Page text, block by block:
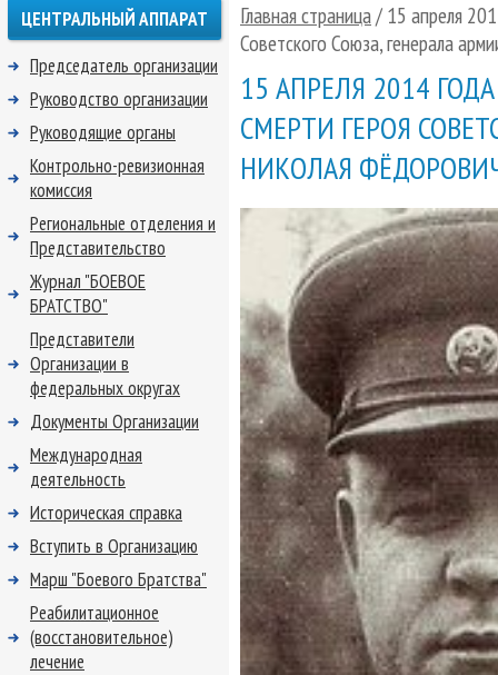
Главная страница/ 15 апреля
Советского Союза, генерала
15 АПРЕЛЯ 2014
СМЕРТИ ГЕРОЯ
НИКОЛАЯ
ЦЕНТРАЛЬНЫЙ АППАРАТ
Председатель организации
Руководство организации
Руководящие органы
Контрольно-ревизионная
комиссия
Региональные отделения и
Представительство
Журнал "БОЕВОЕ
БРАТСТВО"
Представители
Организации в
федеральных округах
Документы Организации
Международная
деятельность
Историческая справка
Вступить в Организацию
Марш "Боевого Братства"
Реабилитационное
(восстановительное)
лечение